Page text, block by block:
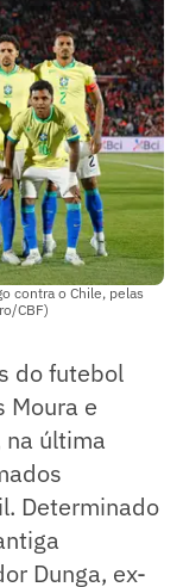
contra o Chile, pelas
CBF)
do futebol
Moura e
na última
Determinado
Dunga, ex-